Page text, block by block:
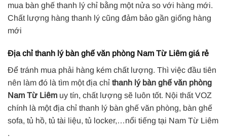
mua bàn ghế thanh lý chỉ bằng một nửa so với hàng mới.
Chất lượng hàng thanh lý cũng đảm bảo gần giống hàng
mới
Địa chỉ thanh lý bàn ghế văn phòng Nam Từ Liêm giá rẻ
Để tránh mua phải hàng kém chất lượng. Thì việc đầu tiên
nên làm đó là tìm một địa chỉ thanh lý bàn ghế văn phòng
Nam Từ Liêm uy tín, chất lượng sẽ luôn tốt. Nội thất VOZ
chính là một địa chỉ thanh lý bàn ghế văn phòng, bàn ghế
sofa, tủ hồ, tủ tài liệu, tủ locker,…nổi tiếng tại Nam Từ Liêm
.